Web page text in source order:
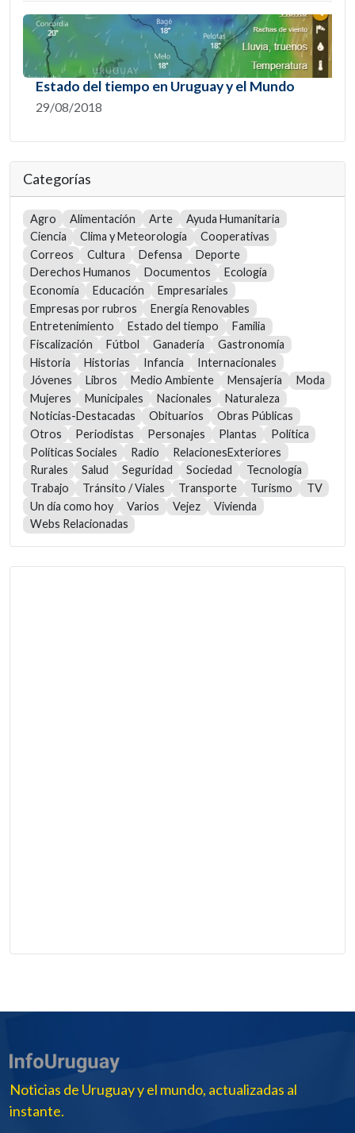
Estado del tiempo en Uruguay y el Mundo
29/08/2018
Categorías
Agro Alimentación Arte
Ayuda Humanitaria
Ciencia
Clima y Meteorología
Cooperativas
Correos
Cultura Defensa
Deporte
Derechos Humanos
Documentos
Ecología
Economía
Educación
Empresariales
Empresas por rubros
Energía Renovables
Entretenimiento
Estado del tiempo
Familia
Fiscalización
Fútbol Ganadería
Gastronomía
Historia
Historias Infancia
Internacionales
Jóvenes
Libros Medio Ambiente Mensajería
Moda
Mujeres
Municipales Nacionales
Naturaleza
Noticias-Destacadas
Obituarios
Obras Públicas
Otros
Periodistas Personajes Plantas
Política
Políticas Sociales
Radio
RelacionesExteriores
Rurales
Salud Seguridad Sociedad
Tecnología
Trabajo
Tránsito / Viales Transporte Turismo
TV
Un día como hoy
Varios Vejez
Vivienda
Webs Relacionadas
Noticias de Uruguay y el mundo, actualizadas al
instante.